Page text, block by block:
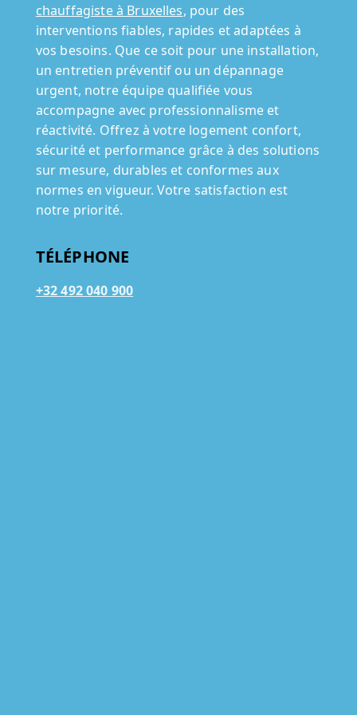
chauffagiste à Bruxelles, pour des
interventions fiables, rapides et adaptées à
vos besoins. Que ce soit pour une installation,
un entretien préventif ou un dépannage
urgent, notre équipe qualifiée vous
accompagne avec professionnalisme et
réactivité. Offrez à votre logement confort,
sécurité et performance grâce à des solutions
sur mesure, durables et conformes aux
normes en vigueur. Votre satisfaction est
notre priorité.
TÉLÉPHONE
+32 492 040 900